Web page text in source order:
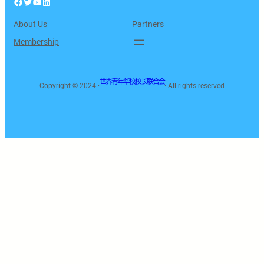
About Us
Partners
Membership
Copyright © 2024 ·
世界青年华校校长联合会
· All rights reserved